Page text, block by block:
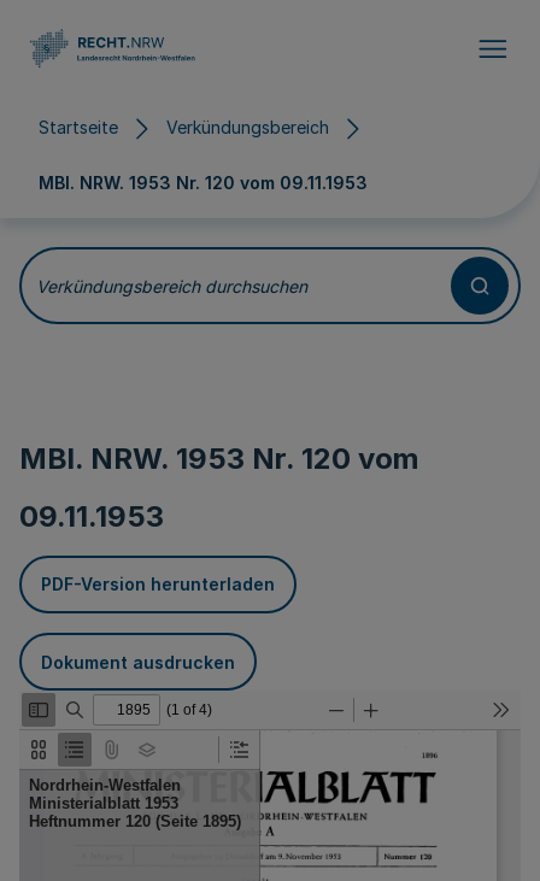
Startseite Verkündungsbereich
MBl. NRW. 1953 Nr. 120 vom 09.11.1953
Verkündungsbereich durchsuchen
MBl. NRW. 1953 Nr. 120 vom
09.11.1953
PDF-Version herunterladen
Dokument ausdrucken